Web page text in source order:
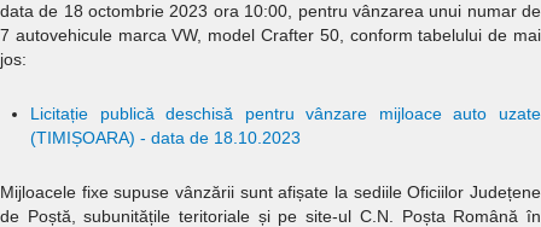
data de 18 octombrie 2023 ora 10:00, pentru vânzarea unui numar de
7 autovehicule marca VW, model Crafter 50, conform tabelului de mai
jos:
Licitație publică deschisă pentru vânzare mijloace auto uzate
(TIMIȘOARA) - data de 18.10.2023
Mijloacele fixe supuse vânzării sunt afișate la sediile Oficiilor Județene
de Poștă, subunitățile teritoriale și pe site-ul C.N. Poșta Română în